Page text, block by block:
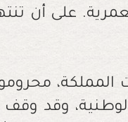
على أن
وقد